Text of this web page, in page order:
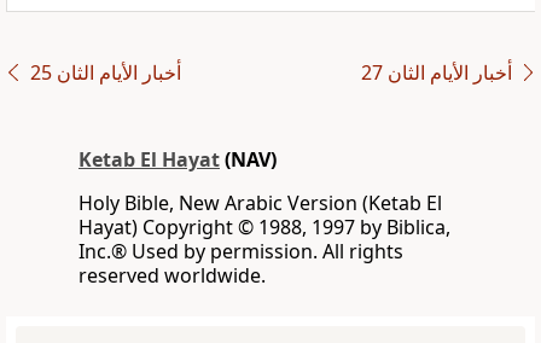
ﺃﺧﺒﺎﺭ ﺍﻷﻳﺎﻡ ﺍﻟﺜﺎﻥ 25 ﺃﺧﺒﺎﺭ ﺍﻷﻳﺎﻡ ﺍﻟﺜﺎﻥ 27
Ketab El Hayat(NAV)
Holy Bible, New Arabic Version (Ketab El
Hayat) Copyright © 1988, 1997 by Biblica,
Inc.® Used by permission. All rights
reserved worldwide.